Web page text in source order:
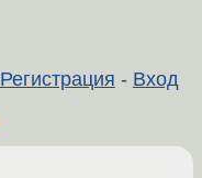
Регистрация - Вход